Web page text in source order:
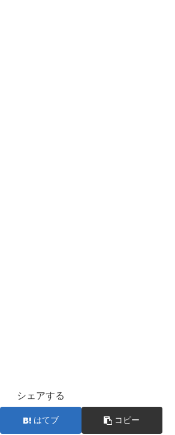
シェアする
はてブ コピー